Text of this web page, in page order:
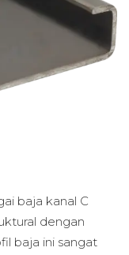
baja kanal C
dengan
baja ini sangat